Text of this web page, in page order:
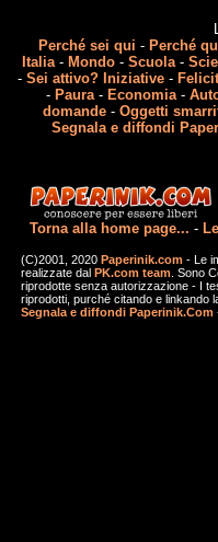
Perché sei qui - Perché
Italia - Mondo - Scuola-
- Sei attivo? Iniziative -
- Paura- Economia-
domande - Oggetti
Segnala e diffondi
Torna alla home page... -
(C)2001, 2020Paperinik.com - Le
realizzate dal PK.com team . Sono
riprodotte senza autorizzazione - I
riprodotti, purché citando e linkando
Segnala e diffondi Paperinik.Com